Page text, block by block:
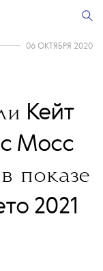
06 ОКТЯБРЯ 2020
Кейт
Мосс
показе
2021